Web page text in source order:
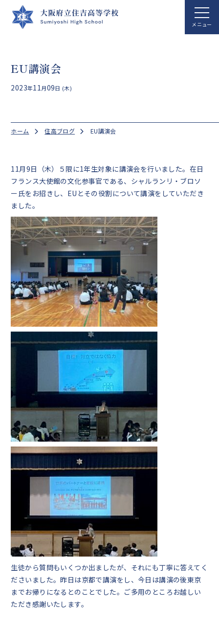
ホーム
学校案内
総合科学科
進路指導
クラブ活動
アクセス
中学生の皆様へ
在校生・保護者の皆様へ
卒業生の皆様へ
English
探究活動
06-6651-0525
EU講演会
2023年11月09日 (木)
ホーム 住高ブログ EU講演会
11月9日（木）５限に1年生対象に講演会を行いました。在日
フランス大使館の文化参事官である、シャルランリ・ブロソ
ー氏をお招きし、EUとその役割について講演をしていただき
ました。
生徒から質問もいくつか出ましたが、それにも丁寧に答えてく
ださいました。昨日は京都で講演をし、今日は講演の後東京
までお帰りになるとのことでした。ご多用のところお越しい
ただき感謝いたします。